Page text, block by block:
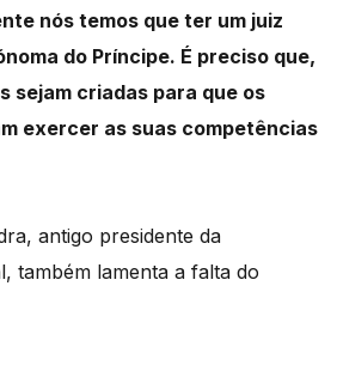
nós temos que ter um juiz
do Príncipe. É preciso que,
sejam criadas para que os
exercer as suas competências
antigo presidente da
também lamenta a falta do